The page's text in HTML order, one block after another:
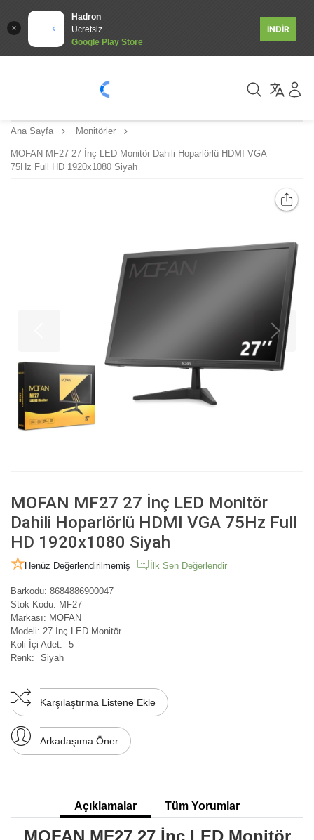
Hadron
Ücretsiz
Google Play Store
İNDİR
Ana Sayfa Monitörler
MOFAN MF27 27 İnç LED Monitör Dahili Hoparlörlü HDMI VGA
75Hz Full HD 1920x1080 Siyah
MOFAN MF27 27 İnç LED Monitör
Dahili Hoparlörlü HDMI VGA 75Hz Full
HD 1920x1080 Siyah
Henüz Değerlendirilmemiş İlk Sen Değerlendir
Barkodu: 8684886900047
Stok Kodu: MF27
Markası: MOFAN
Modeli: 27 İnç LED Monitör
Koli İçi Adet:
5
Renk:
Siyah
Karşılaştırma Listene Ekle
Arkadaşıma Öner
Açıklamalar Tüm Yorumlar
MOFAN MF27 27 İnç LED Monitör